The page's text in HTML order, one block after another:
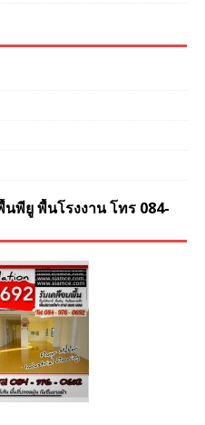
พียู พื้นโรงงาน โทร 084-